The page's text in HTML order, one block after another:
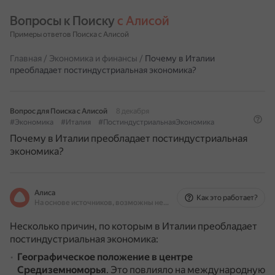
Вопросы к Поиску с Алисой
Примеры ответов Поиска с Алисой
Главная / Экономика и финансы / Почему в Италии
преобладает постиндустриальная экономика?
Вопрос для Поиска с Алисой
8 декабря
#Экономика
#Италия #ПостиндустриальнаяЭкономика
Почему в Италии преобладает постиндустриальная
экономика?
Алиса
На основе источников, возможны неточности
Как это работает?
Несколько причин, по которым в Италии преобладает
постиндустриальная экономика:
Географическое положение в центре
Средиземноморья. Это повлияло на международную